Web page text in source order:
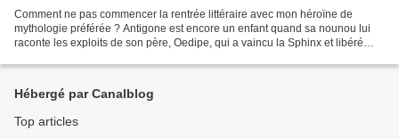
Comment ne pas commencer la rentrée littéraire avec mon héroïne de
mythologie préférée ? Antigone est encore un enfant quand sa nounou lui
raconte les exploits de son père, Oedipe, qui a vaincu la Sphinx et libéré
Hébergé par Canalblog
Top articles